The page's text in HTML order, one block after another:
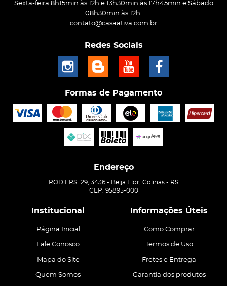
Sexta-feira 8h15min às 12h e 13h30min às 17h45min e Sábado
08h30min às 12h.
contato@casaativa.com.br
Redes Sociais
Formas de Pagamento
Endereço
ROD ERS 129, 3436 - Beija Flor, Colinas - RS
CEP: 95895-000
Institucional
Página Inicial
Fale Conosco
Mapa do Site
Quem Somos
Informações Úteis
Como Comprar
Termos de Uso
Fretes e Entrega
Garantia dos produtos